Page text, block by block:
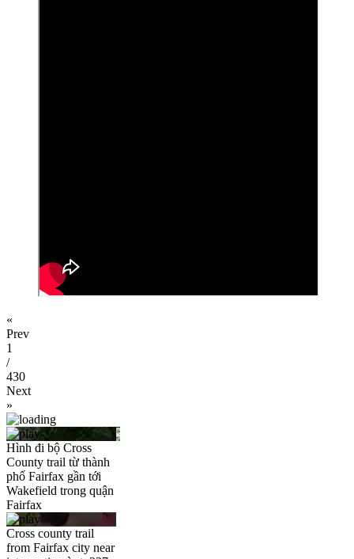
«
Prev
1
/
430
Next
»
Hình đi bộ Cross
County trail từ thành
phố Fairfax gần tới
Wakefield trong quận
Fairfax
Cross county trail
from Fairfax city near